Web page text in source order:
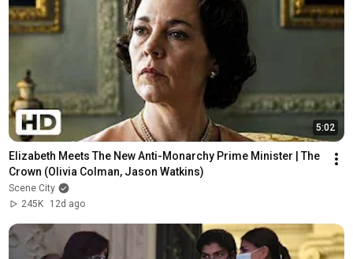
5:02
Elizabeth Meets The New Anti-Monarchy Prime Minister | The
Crown (Olivia Colman, Jason Watkins)
Scene City
245K
12d ago